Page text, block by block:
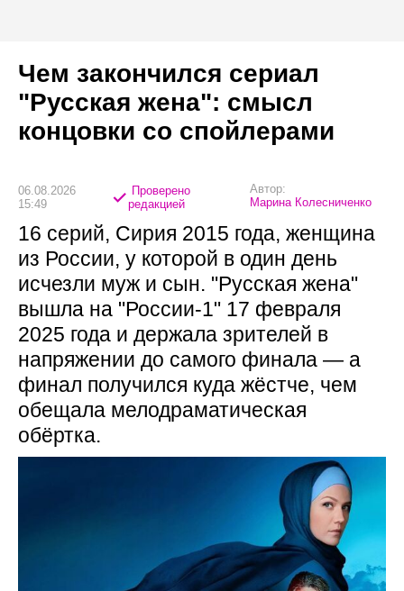
Чем закончился сериал
"Русская жена": смысл
концовки со спойлерами
06.08.2026
15:49
Проверено
редакцией
Автор:
Марина Колесниченко
16 серий, Сирия 2015 года, женщина
из России, у которой в один день
исчезли муж и сын. "Русская жена"
вышла на "России-1" 17 февраля
2025 года и держала зрителей в
напряжении до самого финала — а
финал получился куда жёстче, чем
обещала мелодраматическая
обёртка.